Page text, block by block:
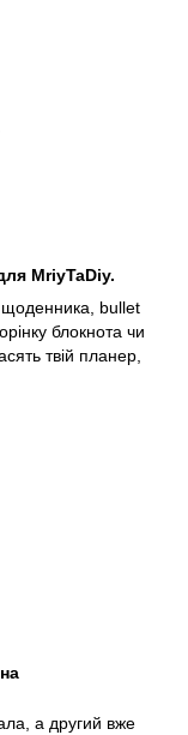
MriyTaDiy.
щоденника, bullet
блокнота чи
твій планер,
а другий вже